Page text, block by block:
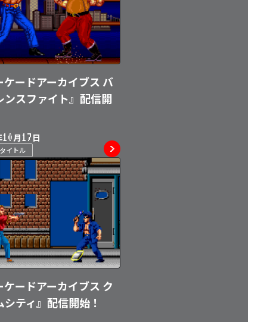
ケードアーカイブス バ
ンスファイト』配信開
10月17 日
イトル
ケードアーカイブス ク
シティ』配信開始！